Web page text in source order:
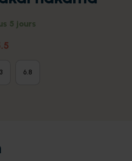
5 jours
6.8